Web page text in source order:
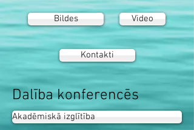
Dalība konferencēs
Akadēmiskā izglītība
Bildes Video
Kontakti